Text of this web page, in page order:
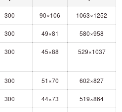
300 90×106 1063×1252
300 49×81 580×958
300 45×88 529×1037
300 51×70 602×827
300 44×73 519×864